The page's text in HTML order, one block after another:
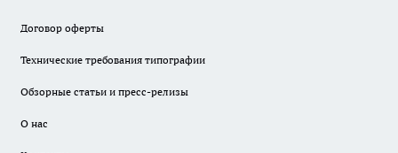
Договор оферты
Технические требования типографии
Обзорные статьи и пресс-релизы
О нас